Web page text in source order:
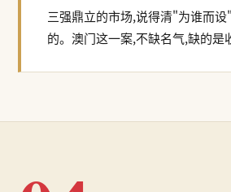
三强鼎立的市场,说得清"为谁而
的。澳门这一案,不缺名气,缺的是